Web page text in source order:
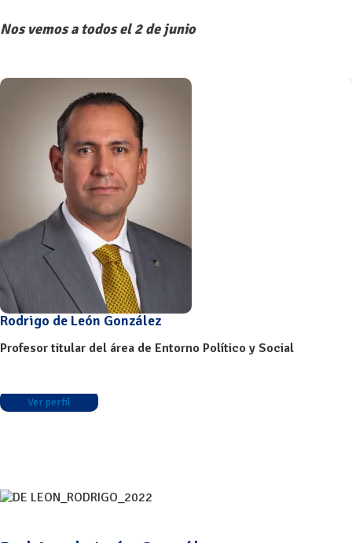
Nos vemos a todos el 2 de junio
Rodrigo de León González
Profesor titular del área de Entorno Político y Social
Ver perfil